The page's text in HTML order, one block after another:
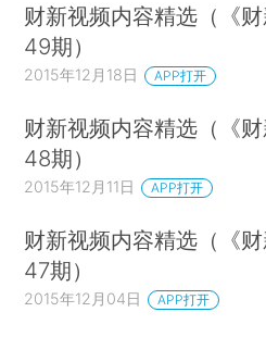
财新视频内容精选（《
49期）
2015年12月18日 APP打开
财新视频内容精选（《
48期）
2015年12月11日 APP打开
财新视频内容精选（《
47期）
2015年12月04日 APP打开